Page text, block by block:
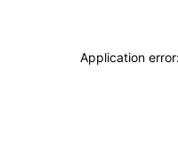
Application